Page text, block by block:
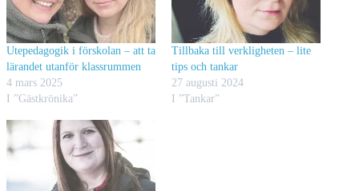
Utepedagogik i förskolan – att ta
lärandet utanför klassrummen
4 mars 2025
I ”Gästkrönika”
Tillbaka till verkligheten – lite
tips och tankar
27 augusti 2024
I ”Tankar”